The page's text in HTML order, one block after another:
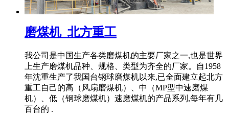
磨煤机_北方重工
我公司是中国生产各类磨煤机的主要厂家之一,也是世界
上生产磨煤机品种、规格、类型为齐全的厂家。自1958
年沈重生产了我国台钢球磨煤机以来,已全面建立起北方
重工自己的高（风扇磨煤机）、中（MP型中速磨煤
机）、低（钢球磨煤机）速磨煤机的产品系列,每年有几
百台的 .